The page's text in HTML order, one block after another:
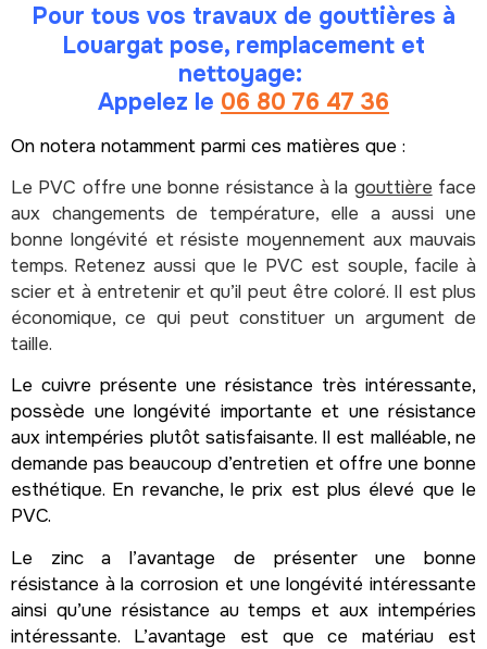
Pour tous vos travaux de gouttières à
Louargat pose, remplacement et
nettoyage:
Appelez le 06 80 76 47 36
On notera notamment parmi ces matières que :
Le PVC offre une bonne résistance à la gouttière face
aux changements de température, elle a aussi une
bonne longévité et résiste moyennement aux mauvais
temps. Retenez aussi que le PVC est souple, facile à
scier et à entretenir et qu’il peut être coloré. Il est plus
économique, ce qui peut constituer un argument de
taille.
Le cuivre présente une résistance très intéressante,
possède une longévité importante et une résistance
aux intempéries plutôt satisfaisante. Il est malléable, ne
demande pas beaucoup d’entretien et offre une bonne
esthétique. En revanche, le prix est plus élevé que le
PVC.
Le zinc a l’avantage de présenter une bonne
résistance à la corrosion et une longévité intéressante
ainsi qu’une résistance au temps et aux intempéries
intéressante. L’avantage est que ce matériau est